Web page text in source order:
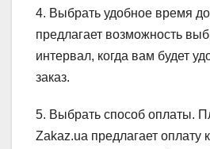
4. Выбрать удобное время
предлагает возможность
интервал, когда вам будет
заказ.
5. Выбрать способ оплаты.
Zakaz.ua предлагает оплату